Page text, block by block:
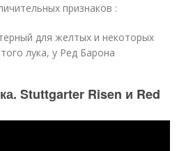
признаков :
для желтых и некоторых
лука, у Ред Барона
Stuttgarter Risen и Red